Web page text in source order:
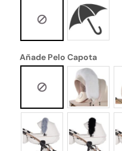
Añade Pelo Capota